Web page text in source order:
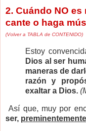
2. Cuándo NO
cante o haga
(Volver a TABLA de CONTENIDO)
Estoy
Dios al ser
maneras de
razón y
exaltar a Dios.
Así que, muy por
ser, preminentemente